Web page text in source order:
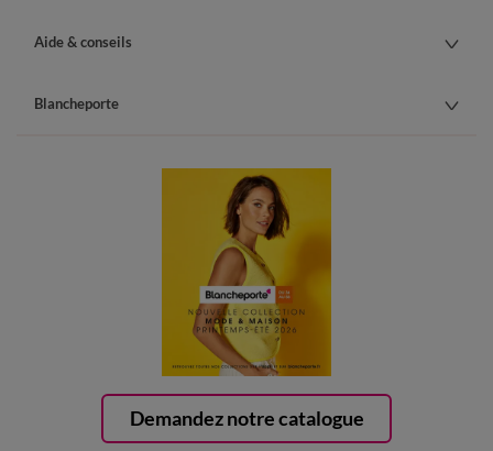
Demandez notre catalogue
Aide & conseils
Blancheporte